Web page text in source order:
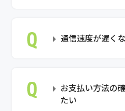
通信速度が遅く
お支払い方法の
たい